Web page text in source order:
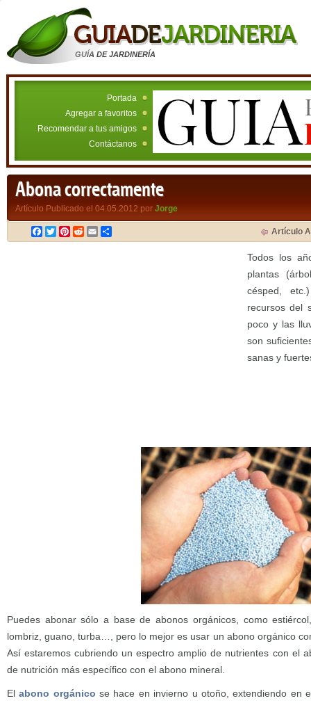
GUÍA DE JARDINERÍA
Portada
Agregar a favoritos
Recomendar a tus amigos
Contáctanos
Abona correctamente
Artículo Publicado el 04.05.2012 por Jorge
Facebook
TwitterPinterest
RedditEmail Artículo
Todos los
plantas
césped,
recursos del
poco y las
son
sanas y
Puedes abonar sólo a base de abonos orgánicos, como
lombriz, guano, turba…, pero lo mejor es usar un abono orgánico
Así estaremos cubriendo un espectro amplio de nutrientes con el
de nutrición más específico con el abono mineral.
Elabono orgánico se hace en invierno u otoño, extendiendo en